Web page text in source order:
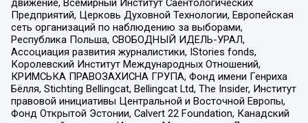
движение, Всемирный Институт Саентологических
Предприятий, Церковь Духовной Технологии, Европейская
сеть организаций по наблюдению за выборами,
Республика Польша, СВОБОДНЫЙ ИДЕЛЬ-УРАЛ,
Ассоциация развития журналистики, IStories fonds,
Королевский Институт Международных Отношений,
КРИМСЬКА ПРАВОЗАХИСНА ГРУПА, Фонд имени Генриха
Бёлля, Stichting Bellingcat, Bellingcat Ltd, The Insider, Институт
правовой инициативы Центральной и Восточной Европы,
Фонд Открытой Эстонии, Calvert 22 Foundation, Канадский